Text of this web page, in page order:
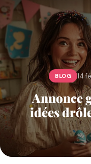
contenu
BLOG 14
Annonce
idées